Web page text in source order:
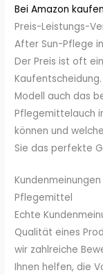
Bei Amazon kaufen
Preis-Leistungs-
After Sun-Pflege
Der Preis ist oft
Modell auch das
Pflegemittelauch
können und
Sie das perfekte
Pflegemittel
Echte
Qualität eines
wir zahlreiche
Ihnen helfen, die